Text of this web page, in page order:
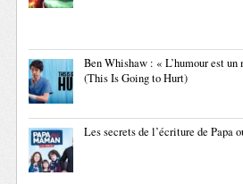
Ben Whishaw : « L’humour est un
(This Is Going to Hurt)
Les secrets de l’écriture de Papa